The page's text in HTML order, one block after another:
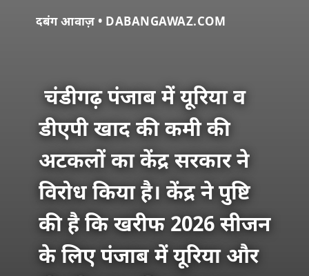
दबंग आवाज़ • DABANGAWAZ.COM
चंडीगढ़ पंजाब में यूरिया व
डीएपी खाद की कमी की
अटकलों का केंद्र सरकार ने
विरोध किया है। केंद्र ने पुष्टि
की है कि खरीफ 2026 सीजन
के लिए पंजाब में यूरिया और